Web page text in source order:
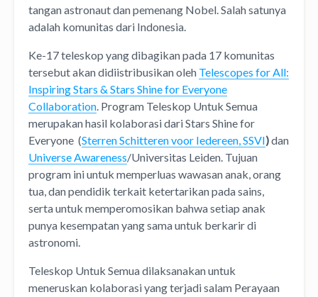
tangan astronaut dan pemenang Nobel. Salah satunya
adalah komunitas dari Indonesia.
Ke-17 teleskop yang dibagikan pada 17 komunitas
tersebut akan didiistribusikan oleh Telescopes for All:
Inspiring Stars & Stars Shine for Everyone
Collaboration. Program Teleskop Untuk Semua
merupakan hasil kolaborasi dari Stars Shine for
Everyone (Sterren Schitteren voor Iedereen, SSVI)dan
Universe Awareness/Universitas Leiden. Tujuan
program ini untuk memperluas wawasan anak, orang
tua, dan pendidik terkait ketertarikan pada sains,
serta untuk memperomosikan bahwa setiap anak
punya kesempatan yang sama untuk berkarir di
astronomi.
Teleskop Untuk Semua dilaksanakan untuk
meneruskan kolaborasi yang terjadi salam Perayaan